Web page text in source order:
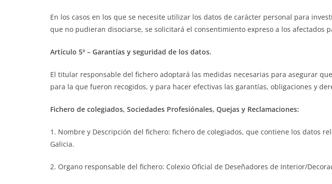
En los casos en los que se necesite utilizar los datos de carácter personal para
que no pudieran disociarse, se solicitará el consentimiento expreso a los afectados
Artículo 5º – Garantías y seguridad de los datos.
El titular responsable del fichero adoptará las medidas necesarias para asegurar
para la que fueron recogidos, y para hacer efectivas las garantías, obligaciones y
Fichero de colegiados, Sociedades Profesiónales, Quejas y Reclamaciones:
1. Nombre y Descripción del fichero: fichero de colegiados, que contiene los datos
Galicia.
2. Organo responsable del fichero: Colexio Oficial de Deseñadores de Interior/